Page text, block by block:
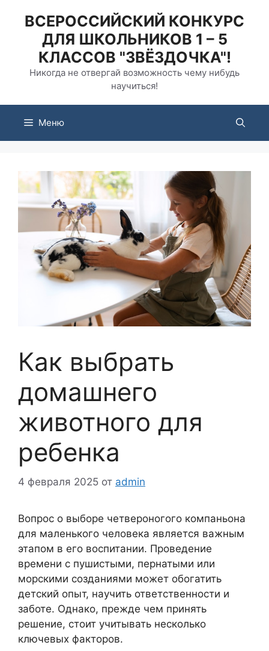
содержимому
ВСЕРОССИЙСКИЙ КОНКУРС
ДЛЯ ШКОЛЬНИКОВ 1 – 5
КЛАССОВ "ЗВЁЗДОЧКА"!
Никогда не отвергай возможность чему нибудь
научиться!
Меню
Как выбрать
домашнего
животного для
ребенка
4 февраля 2025 от admin
Вопрос о выборе четвероногого компаньона
для маленького человека является важным
этапом в его воспитании. Проведение
времени с пушистыми, пернатыми или
морскими созданиями может обогатить
детский опыт, научить ответственности и
заботе. Однако, прежде чем принять
решение, стоит учитывать несколько
ключевых факторов.